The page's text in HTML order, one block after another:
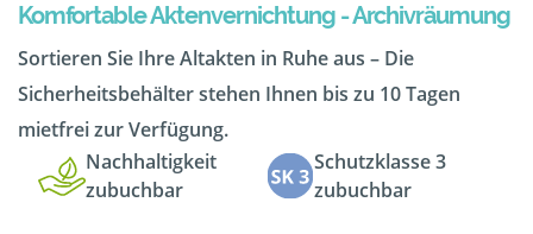
Komfortable Aktenvernichtung - Archivräumung
Sortieren Sie Ihre Altakten in Ruhe aus – Die
Sicherheitsbehälter stehen Ihnen bis zu 10 Tagen
mietfrei zur Verfügung.
Nachhaltigkeit
zubuchbar
Schutzklasse 3
zubuchbar